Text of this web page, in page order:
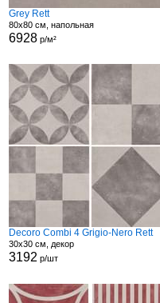
Grey Rett
80x80 см, напольная
6928р/м²
Decoro Combi 4 Grigio-Nero Rett
30x30 см, декор
3192 р/шт